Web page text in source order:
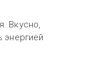
Вкусно,
энергией